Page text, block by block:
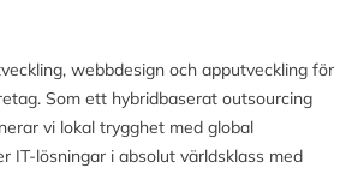
webbdesign och apputveckling för
Som ett hybridbaserat outsourcing
vi lokal trygghet med global
IT-lösningar i absolut världsklass med